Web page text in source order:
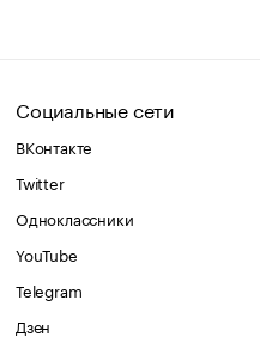
Социальные сети
ВКонтакте
Twitter
Одноклассники
YouTube
Telegram
Дзен